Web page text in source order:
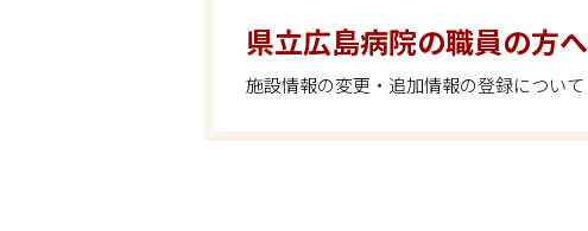
県立広島病院の職員の方へ
施設情報の変更・追加情報の登録について